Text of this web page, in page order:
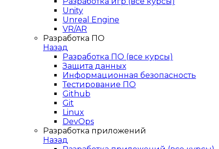
Unity
Unreal Engine
VR/AR
Разработка ПО
Назад
Разработка ПО (все курсы)
Защита данных
Информационная безопасность
Тестирование ПО
Github
Git
Linux
DevOps
Разработка приложений
Назад